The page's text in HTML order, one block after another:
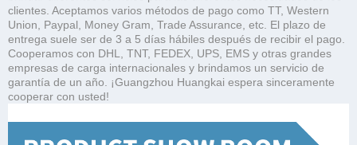
clientes. Aceptamos varios métodos de pago como TT, Western
Union, Paypal, Money Gram, Trade Assurance, etc. El plazo de
entrega suele ser de 3 a 5 días hábiles después de recibir el pago.
Cooperamos con DHL, TNT, FEDEX, UPS, EMS y otras grandes
empresas de carga internacionales y brindamos un servicio de
garantía de un año. ¡Guangzhou Huangkai espera sinceramente
cooperar con usted!